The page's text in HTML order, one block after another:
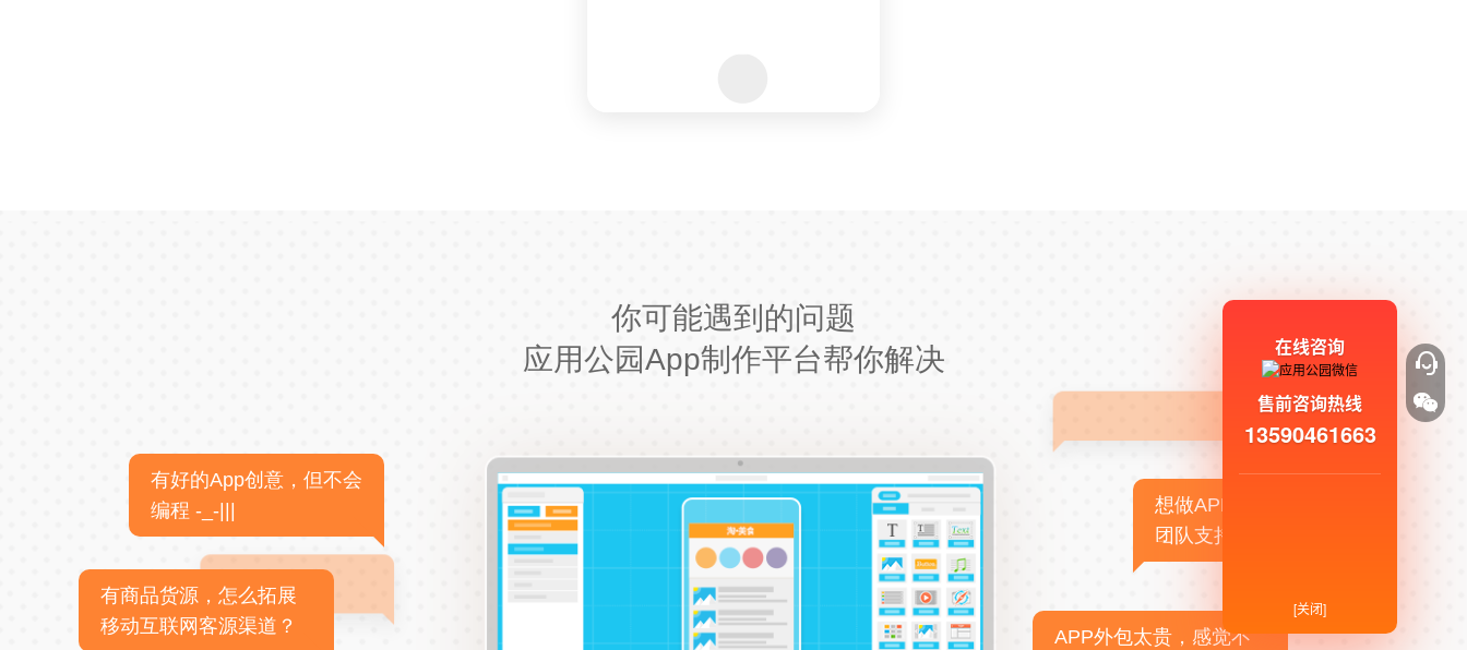
你可能遇到的问题
应用公园App制作平台帮你解决
有好的App创意，但不会
编程 -_-|||
有商品货源，怎么拓展
移动互联网客源渠道？
想做APP，但没有技术
团队支持
APP外包太贵，感觉不
在线咨询
售前咨询热线
13590461663
[关闭]